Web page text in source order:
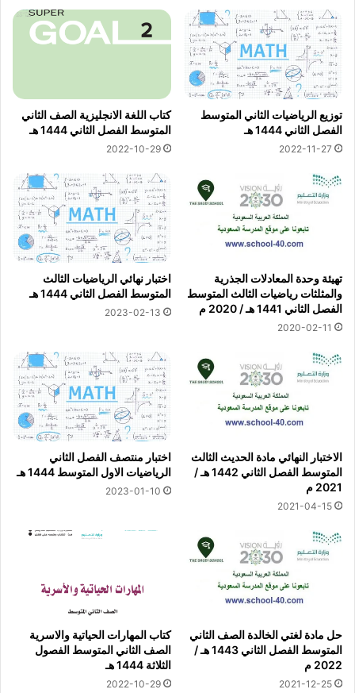
توزيع الرياضيات الثاني المتوسط
الفصل الثاني 1444 هـ
2022-11-27
كتاب اللغة الانجليزية الصف الثاني
المتوسط الفصل الثاني 1444 هـ
2022-10-29
تهيئة وحدة المعادلات الجذرية
والمثلثات رياضيات الثالث المتوسط
الفصل الثاني 1441 هـ / 2020 م
2020-02-11
اختبار نهائي الرياضيات الثالث
المتوسط الفصل الثاني 1444 هـ
2023-02-13
الاختبار النهائي مادة الحديث الثالث
المتوسط الفصل الثاني 1442 هـ /
2021 م
2021-04-15
اختبار منتصف الفصل الثاني
الرياضيات الاول المتوسط 1444 هـ
2023-01-10
حل مادة لغتي الخالدة الصف الثاني
المتوسط الفصل الثاني 1443 هـ /
2022 م
2021-12-25
كتاب المهارات الحياتية والاسرية
الصف الثاني المتوسط الفصول
الثلاثة 1444 هـ
2022-10-29